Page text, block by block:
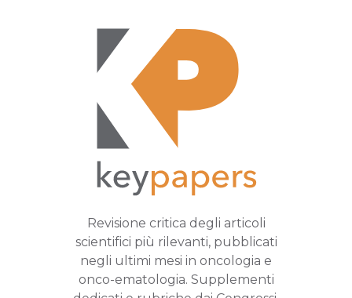
Revisione critica degli articoli
scientifici più rilevanti, pubblicati
negli ultimi mesi in oncologia e
onco-ematologia. Supplementi